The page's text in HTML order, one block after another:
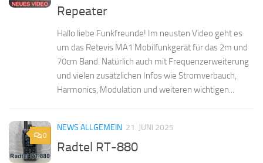
Repeater
Hallo liebe Funkfreunde! Im neusten Video geht es
um das Retevis MA1 Mobilfunkgerät für das 2m und
70cm Band. Natürlich auch mit Frequenzerweiterung
und vielen zusätzlichen Infos wie Stromverbauch,
Harmonics, Modulation und weiteren wichtigen...
0
NEWS ALLGEMEIN 21. JUNI 2025
Radtel RT-880